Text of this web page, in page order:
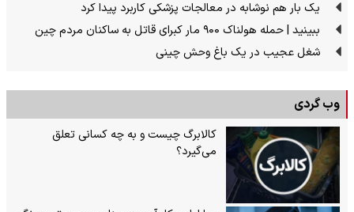
یک بار هم نوشابه در معالجات پزشکی کاربرد پیدا کرد
ببینید | حمله هولناک ۹۰۰ مار کبرای قاتل به ساکنان مردم چین
شغل عجیب در یک باغ وحش چینی
وب گردی
کالابرگ چیست و به چه کسانی تعلق
می‌گیرد؟